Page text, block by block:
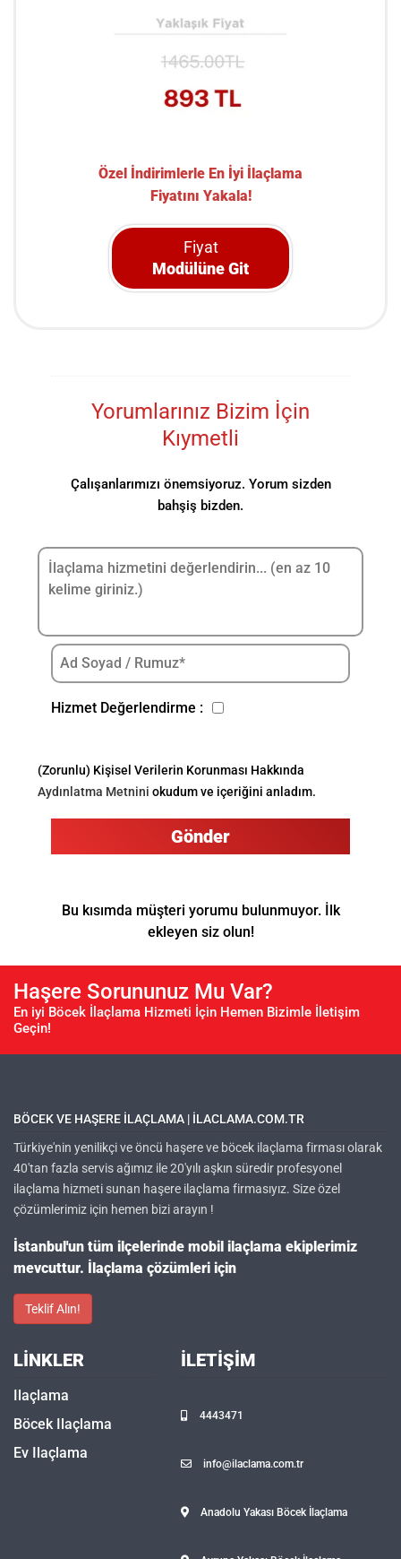
Özel İndirimlerle En İyi İlaçlama
Fiyatını Yakala!
Fiyat
Modülüne Git
Yorumlarınız Bizim İçin
Kıymetli
Çalışanlarımızı önemsiyoruz. Yorum sizden
bahşiş bizden.
Hizmet Değerlendirme :
(Zorunlu) Kişisel Verilerin Korunması Hakkında
Aydınlatma Metnini okudum ve içeriğini anladım.
Gönder
Bu kısımda müşteri yorumu bulunmuyor. İlk
ekleyen siz olun!
Haşere Sorununuz Mu Var?
En iyi Böcek İlaçlama Hizmeti İçin Hemen Bizimle İletişim
Geçin!
BÖCEK VE HAŞERE ILAÇLAMA | ILACLAMA.COM.TR
Türkiye'nin yenilikçi ve öncü haşere ve böcek ilaçlama firması olarak
40'tan fazla servis ağımız ile 20'yılı aşkın süredir profesyonel
ilaçlama hizmeti sunan haşere ilaçlama firmasıyız. Size özel
çözümlerimiz için hemen bizi arayın !
İstanbul'un tüm ilçelerinde mobil ilaçlama ekiplerimiz
mevcuttur. İlaçlama çözümleri için
Teklif Alın!
LINKLER
Ilaçlama
Böcek Ilaçlama
Ev Ilaçlama
İLETIŞIM
4443471
info@ilaclama.com.tr
Anadolu Yakası Böcek İlaçlama